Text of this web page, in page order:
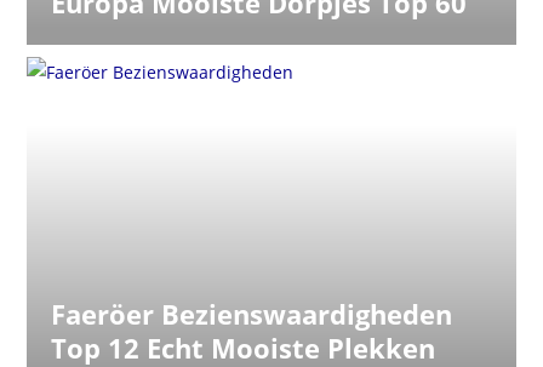
Faeröer Bezienswaardigheden
Top 12 Echt Mooiste Plekken